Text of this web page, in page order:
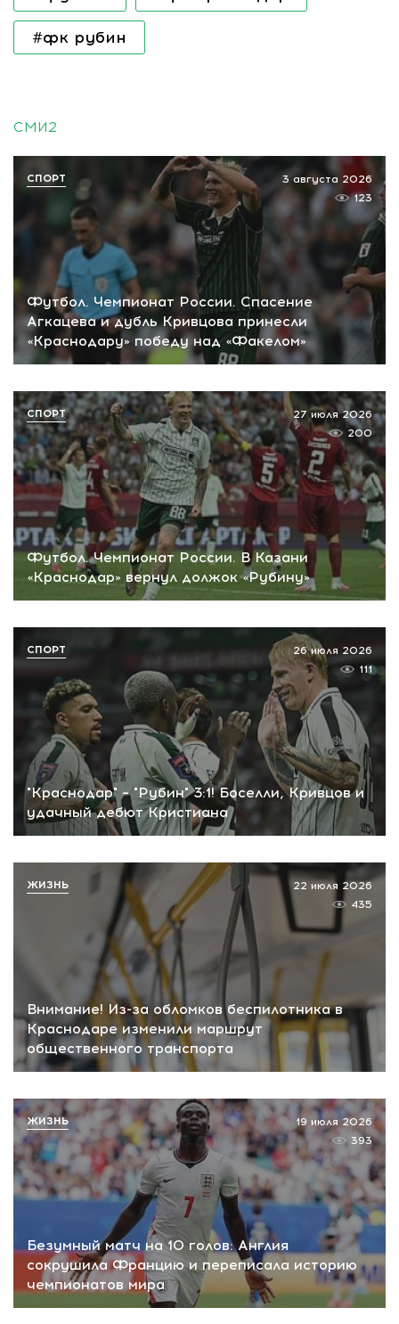
#фк рубин
СМИ2
Футбол. Чемпионат России. Спасение
Агкацева и дубль Кривцова принесли
«Краснодару» победу над «Факелом»
3 августа 2026
123
СПОРТ
Футбол. Чемпионат России. В Казани
«Краснодар» вернул должок «Рубину»
27 июля 2026
200
СПОРТ
"Краснодар" – "Рубин" 3:1! Боселли, Кривцов и
удачный дебют Кристиана
26 июля 2026
111
СПОРТ
Внимание! Из-за обломков беспилотника в
Краснодаре изменили маршрут
общественного транспорта
22 июля 2026
435
ЖИЗНЬ
Безумный матч на 10 голов: Англия
сокрушила Францию и переписала историю
чемпионатов мира
19 июля 2026
393
ЖИЗНЬ